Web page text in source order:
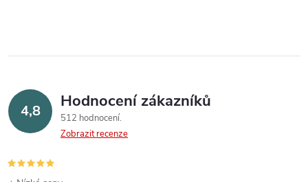
4,8 Hodnocení zákazníků
512 hodnocení
Zobrazit recenze